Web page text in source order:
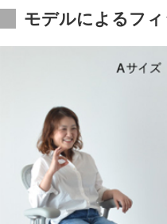
モデルによるフ